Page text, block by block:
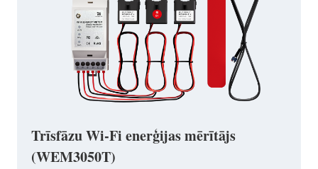
Trīsfāzu Wi-Fi enerģijas mērītājs
(WEM3050T)